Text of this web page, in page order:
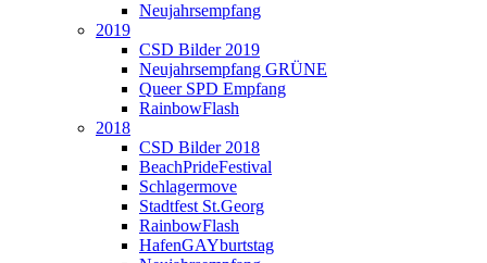
Neujahrsempfang
2019
CSD Bilder 2019
Neujahrsempfang GRÜNE
Queer SPD Empfang
RainbowFlash
2018
CSD Bilder 2018
BeachPrideFestival
Schlagermove
Stadtfest St.Georg
RainbowFlash
HafenGAYburtstag